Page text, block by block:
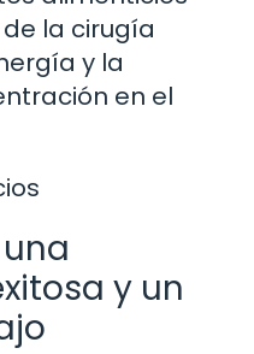
la cirugía
y la
en el
y un